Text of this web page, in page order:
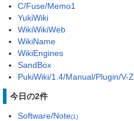
C/Fuse/Memo1
YukiWiki
WikiWikiWeb
WikiName
WikiEngines
SandBox
PukiWiki/1.4/Manual/Plugin/V-Z
今日の2件
Software/Note(1)